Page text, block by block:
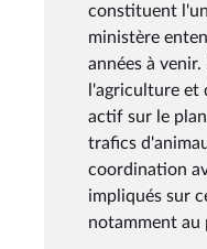
constituent
ministère
années à
l'agriculture et
actif sur le
trafics
coordination
impliqués sur
notamment au